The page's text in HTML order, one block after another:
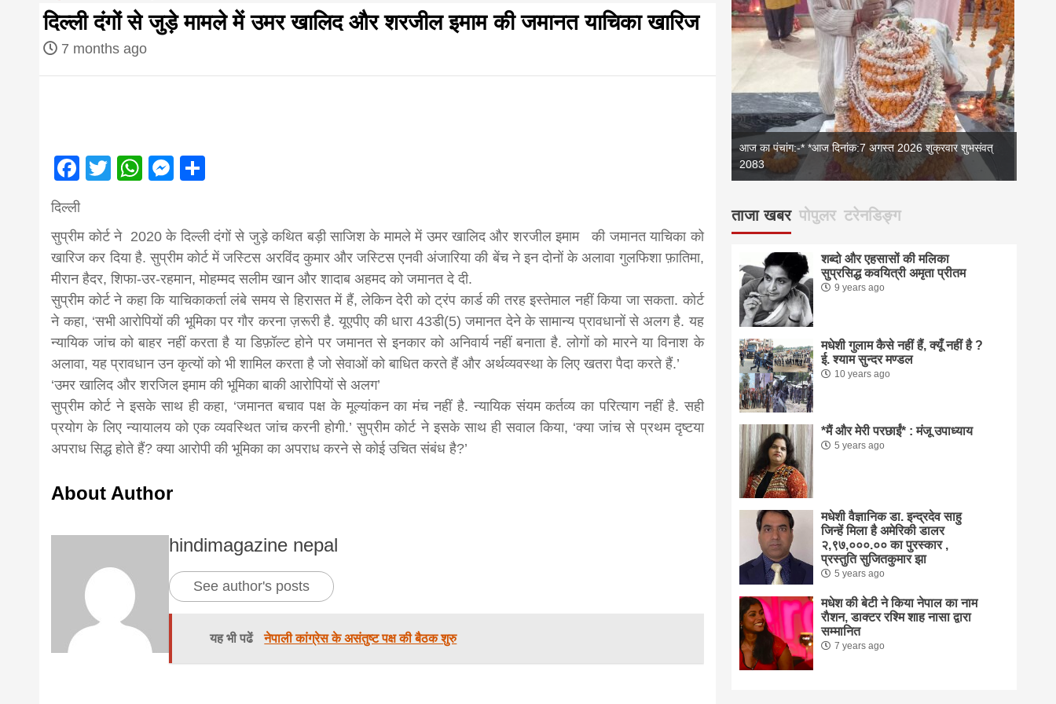
first hindi
magazine of
news in hindi
from
Nepal,madhesh
news,financial
news,loan,bank
news, madhesh
khabar
दिल्ली दंगों से जुड़े मामले में उमर खालिद और शरजील इमाम की जमानत याचिका खारिज
7 months ago
Facebook
TwitterWhatsApp
Messenger
दिल्ली
सुप्रीम कोर्ट ने 2020 के दिल्ली दंगों से जुड़े कथित बड़ी साजिश के मामले में उमर खालिद और शरजील इमाम की जमानत याचिका को
खारिज कर दिया है. सुप्रीम कोर्ट में जस्टिस अरविंद कुमार और जस्टिस एनवी अंजारिया की बेंच ने इन दोनों के अलावा गुलफिशा फ़ातिमा,
मीरान हैदर, शिफा-उर-रहमान, मोहम्मद सलीम खान और शादाब अहमद को जमानत दे दी.
सुप्रीम कोर्ट ने कहा कि याचिकाकर्ता लंबे समय से हिरासत में हैं, लेकिन देरी को ट्रंप कार्ड की तरह इस्तेमाल नहीं किया जा सकता. कोर्ट
ने कहा, ‘सभी आरोपियों की भूमिका पर गौर करना ज़रूरी है. यूएपीए की धारा 43डी(5) जमानत देने के सामान्य प्रावधानों से अलग है. यह
न्यायिक जांच को बाहर नहीं करता है या डिफ़ॉल्ट होने पर जमानत से इनकार को अनिवार्य नहीं बनाता है. लोगों को मारने या विनाश के
अलावा, यह प्रावधान उन कृत्यों को भी शामिल करता है जो सेवाओं को बाधित करते हैं और अर्थव्यवस्था के लिए खतरा पैदा करते हैं.’
‘उमर खालिद और शरजिल इमाम की भूमिका बाकी आरोपियों से अलग’
सुप्रीम कोर्ट ने इसके साथ ही कहा, ‘जमानत बचाव पक्ष के मूल्यांकन का मंच नहीं है. न्यायिक संयम कर्तव्य का परित्याग नहीं है. सही
प्रयोग के लिए न्यायालय को एक व्यवस्थित जांच करनी होगी.’ सुप्रीम कोर्ट ने इसके साथ ही सवाल किया, ‘क्या जांच से प्रथम दृष्टया
अपराध सिद्ध होते हैं? क्या आरोपी की भूमिका का अपराध करने से कोई उचित संबंध है?’
About Author
hindimagazine nepal
See author's posts
यह भी पढें नेपाली कांग्रेस के असंतुष्ट पक्ष की बैठक शुरु
आज का पंचांग: आज दिनांक 4 अगस्त 2026 मंगलवार शुभसंवत् 2083
आज का पंचांग:-* *आज दिनांक:7 अगस्त 2026 शुक्रवार शुभसंवत्
2083
ताजा खबर पोपुलर टरेनडिङ्ग
शब्दो और एहसासों की मलिका
सुप्रसिद्ध कवयित्री अमृता प्रीतम
9 years ago
मधेशी गुलाम कैसे नहीं हैं, क्यूँ नहीं है ?
ई. श्याम सुन्दर मण्डल
10 years ago
*मैं और मेरी परछाईं* : मंजू उपाध्याय
5 years ago
मधेशी वैज्ञानिक डा. इन्द्रदेव साहु
जिन्हें मिला है अमेरिकी डालर
२,९७,०००.०० का पुरस्कार ,
प्रस्तुति सुजितकुमार झा
5 years ago
मधेश की बेटी ने किया नेपाल का नाम
राैशन, डाक्टर रश्मि शाह नासा द्वारा
सम्मानित
7 years ago